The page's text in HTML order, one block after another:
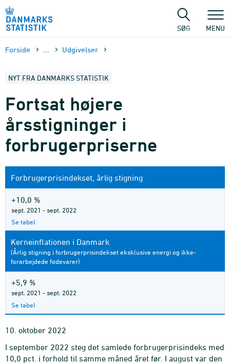
sidens
SØG MENU
Forside Udgivelser
NYT FRA DANMARKS STATISTIK
Fortsat højere
årsstigninger i
forbrugerpriserne
Forbrugerprisindekset, årlig stigning
+10,0 %
sept. 2021 - sept. 2022
Se tabel
Kerneinflationen i Danmark
(Årlig stigning i forbrugerprisindekset eksklusive energi og ikke-
forarbejdede fødevarer)
+5,9 %
sept. 2021 - sept. 2022
Se tabel
10. oktober 2022
I september 2022 steg det samlede forbrugerprisindeks med
10,0 pct. i forhold til samme måned året før. I august var den